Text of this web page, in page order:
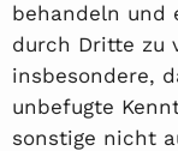
behandeln und
durch Dritte zu
insbesondere,
unbefugte
sonstige nicht